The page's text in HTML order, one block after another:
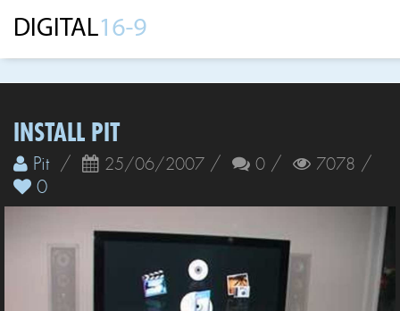
INSTALL PIT
Pit / 25/06/2007 / 0 / 7078 /
0